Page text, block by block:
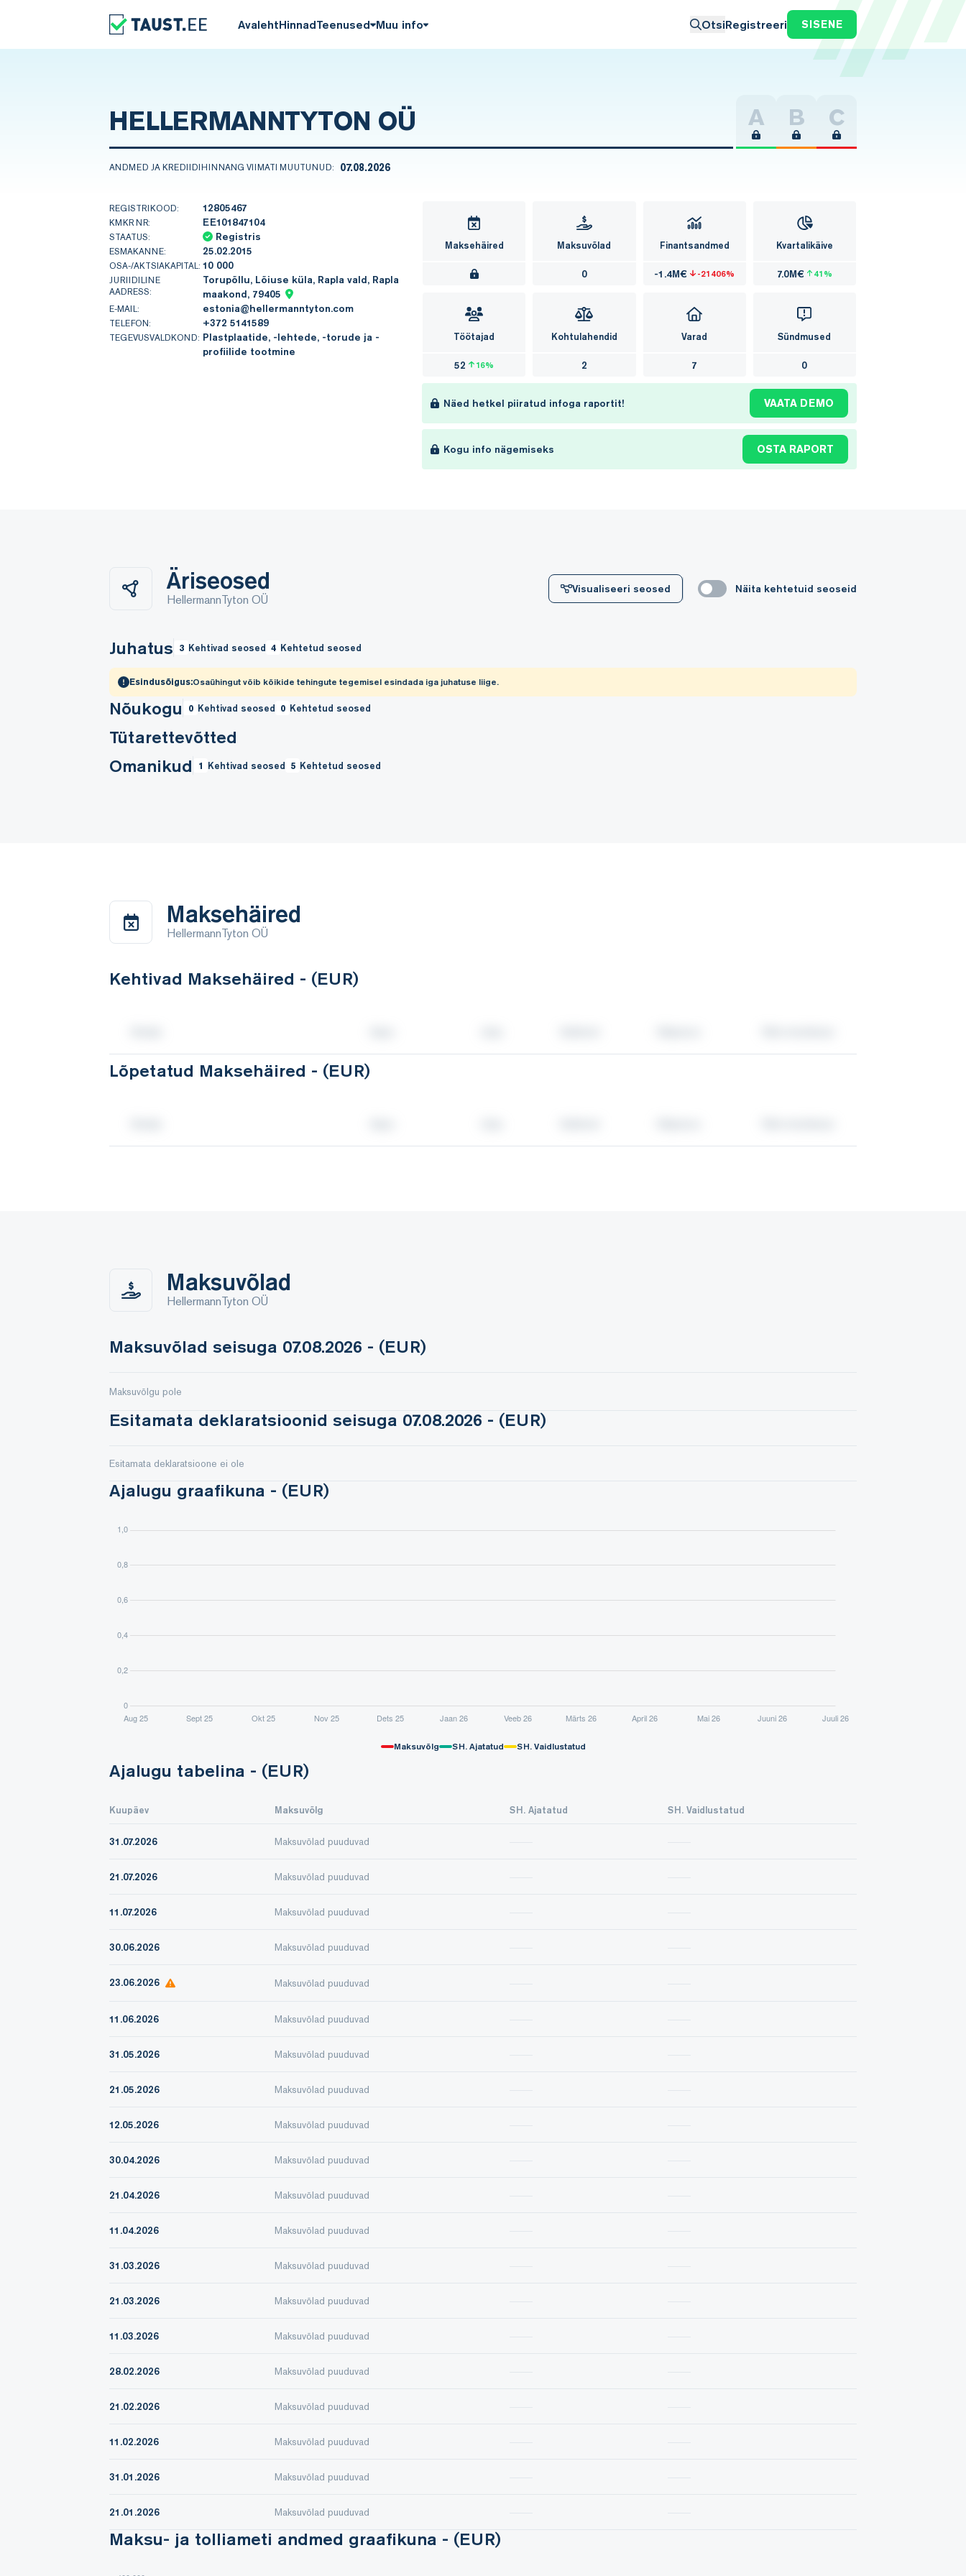
AvalehtHinnadTeenused Muu info OtsiRegistreeri SISENE
HELLERMANNTYTON OÜ A B C
ANDMED JA KREDIIDIHINNANG VIIMATI MUUTUNUD: 07.08.2026
REGISTRIKOOD: 12805467
KMKR NR: EE101847104
STAATUS: Registris
ESMAKANNE: 25.02.2015
OSA-/AKTSIAKAPITAL: 10 000
JURIIDILINE
AADRESS:
Torupõllu, Lõiuse küla, Rapla vald, Rapla
maakond, 79405
E-MAIL: estonia@hellermanntyton.com
TELEFON: +372 5141589
TEGEVUSVALDKOND: Plastplaatide, -lehtede, -torude ja -
profiilide tootmine
Maksehäired Maksuvõlad
0
Finantsandmed
-1.4M€ -21406%
Kvartalikäive
7.0M€ 41%
Töötajad
52 16%
Kohtulahendid
2
Varad
7
Sündmused
0
Näed hetkel piiratud infoga raportit! VAATA DEMO
Kogu info nägemiseks OSTA RAPORT
Äriseosed
HellermannTyton OÜ
Visualiseeri seosed Näita kehtetuid seoseid
Juhatus 3 Kehtivad seosed 4 Kehtetud seosed
Esindusõigus:Osaühingut võib kõikide tehingute tegemisel esindada iga juhatuse liige.
Nõukogu 0 Kehtivad seosed 0 Kehtetud seosed
Tütarettevõtted
Omanikud
1 Kehtivad seosed 5 Kehtetud seosed
Maksehäired
HellermannTyton OÜ
Kehtivad Maksehäired - (EUR)
Lõpetatud Maksehäired - (EUR)
Maksuvõlad
HellermannTyton OÜ
Maksuvõlad seisuga 07.08.2026 - (EUR)
Maksuvõlgu pole
Esitamata deklaratsioonid seisuga 07.08.2026 - (EUR)
Esitamata deklaratsioone ei ole
Ajalugu graafikuna - (EUR)
Maksuvõlg SH. Ajatatud SH. Vaidlustatud
Ajalugu tabelina - (EUR)
Kuupäev Maksuvõlg SH. Ajatatud SH. Vaidlustatud
31.07.2026 Maksuvõlad puuduvad
21.07.2026 Maksuvõlad puuduvad
11.07.2026 Maksuvõlad puuduvad
30.06.2026 Maksuvõlad puuduvad
23.06.2026 Maksuvõlad puuduvad
11.06.2026 Maksuvõlad puuduvad
31.05.2026 Maksuvõlad puuduvad
21.05.2026 Maksuvõlad puuduvad
12.05.2026 Maksuvõlad puuduvad
30.04.2026 Maksuvõlad puuduvad
21.04.2026 Maksuvõlad puuduvad
11.04.2026 Maksuvõlad puuduvad
31.03.2026 Maksuvõlad puuduvad
21.03.2026 Maksuvõlad puuduvad
11.03.2026 Maksuvõlad puuduvad
28.02.2026 Maksuvõlad puuduvad
21.02.2026 Maksuvõlad puuduvad
11.02.2026 Maksuvõlad puuduvad
31.01.2026 Maksuvõlad puuduvad
21.01.2026 Maksuvõlad puuduvad
Maksu- ja tolliameti andmed graafikuna - (EUR)